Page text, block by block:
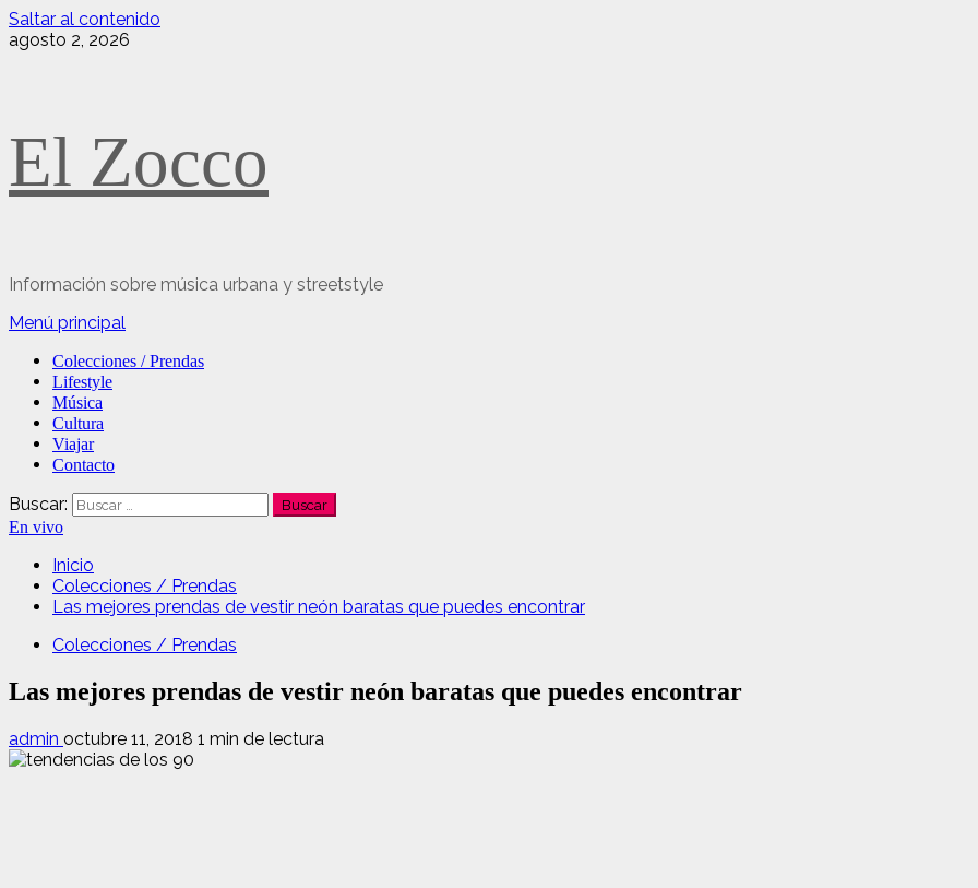
Saltar al contenido
agosto 2, 2026
El Zocco
Información sobre música urbana y streetstyle
Menú principal
Colecciones / Prendas
Lifestyle
Música
Cultura
Viajar
Contacto
Buscar:
En vivo
Inicio
Colecciones / Prendas
Las mejores prendas de vestir neón baratas que puedes encontrar
Colecciones / Prendas
Las mejores prendas de vestir neón baratas que puedes encontrar
admin octubre 11, 2018 1 min de lectura